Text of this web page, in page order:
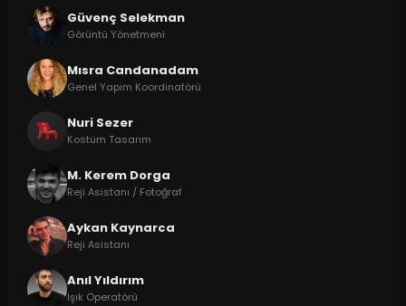
Güvenç Selekman
Görüntü Yönetmeni
Mısra Candanadam
Genel Yapım Koordinatörü
Nuri Sezer
Kostüm Tasarım
M. Kerem Dorga
Reji Asistanı / Fotoğraf
Aykan Kaynarca
Reji Asistanı
Anıl Yıldırım
Işık Operatörü